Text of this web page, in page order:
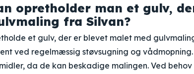
opretholder man et gulv,
fra Silvan?
et gulv, der er blevet malet med
ved regelmæssig støvsugning og
da de kan beskadige malingen. Ved